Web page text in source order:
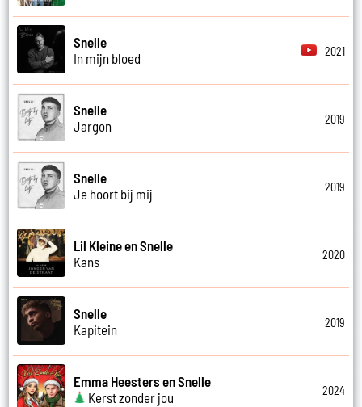
Snelle
In mijn bloed
2021
Snelle
Jargon
2019
Snelle
Je hoort bij mij
2019
Lil Kleine en Snelle
Kans
2020
Snelle
Kapitein
2019
Emma Heesters en Snelle
Kerst zonder jou
2024